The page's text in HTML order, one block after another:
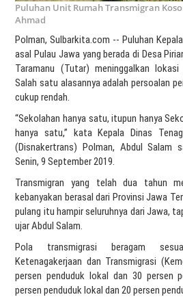
Puluhan Unit Rumah Transmigran
Ahmad
Polman, Sulbarkita.com -- Puluhan
asal Pulau Jawa yang berada di Desa
Taramanu (Tutar) meninggalkan lokasi
Salah satu alasannya adalah persoalan
cukup rendah.
“Sekolahan hanya satu, itupun hanya
hanya satu,” kata Kepala Dinas
(Disnakertrans) Polman, Abdul Salam
Senin, 9 September 2019.
Transmigran yang telah dua tahun
kebanyakan berasal dari Provinsi Jawa
pulang itu hampir seluruhnya dari Jawa,
ujar Abdul Salam.
Pola transmigrasi beragam
Ketenagakerjaan dan Transmigrasi
persen penduduk lokal dan 30 persen
persen penduduk lokal dan 20 persen